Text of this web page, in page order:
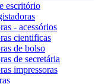
escritório
- acessórios
cientificas
de bolso
de secretária
impressoras